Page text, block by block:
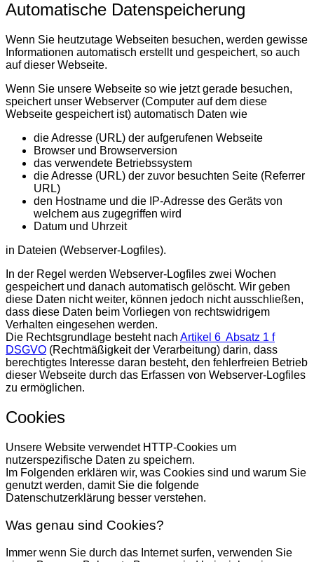
Automatische Datenspeicherung
Wenn Sie heutzutage Webseiten besuchen, werden gewisse
Informationen automatisch erstellt und gespeichert, so auch
auf dieser Webseite.
Wenn Sie unsere Webseite so wie jetzt gerade besuchen,
speichert unser Webserver (Computer auf dem diese
Webseite gespeichert ist) automatisch Daten wie
die Adresse (URL) der aufgerufenen Webseite
Browser und Browserversion
das verwendete Betriebssystem
die Adresse (URL) der zuvor besuchten Seite (Referrer
URL)
den Hostname und die IP-Adresse des Geräts von
welchem aus zugegriffen wird
Datum und Uhrzeit
in Dateien (Webserver-Logfiles).
In der Regel werden Webserver-Logfiles zwei Wochen
gespeichert und danach automatisch gelöscht. Wir geben
diese Daten nicht weiter, können jedoch nicht ausschließen,
dass diese Daten beim Vorliegen von rechtswidrigem
Verhalten eingesehen werden.
Die Rechtsgrundlage besteht nach Artikel 6 Absatz 1 f
DSGVO (Rechtmäßigkeit der Verarbeitung) darin, dass
berechtigtes Interesse daran besteht, den fehlerfreien Betrieb
dieser Webseite durch das Erfassen von Webserver-Logfiles
zu ermöglichen.
Cookies
Unsere Website verwendet HTTP-Cookies um
nutzerspezifische Daten zu speichern.
Im Folgenden erklären wir, was Cookies sind und warum Sie
genutzt werden, damit Sie die folgende
Datenschutzerklärung besser verstehen.
Was genau sind Cookies?
Immer wenn Sie durch das Internet surfen, verwenden Sie